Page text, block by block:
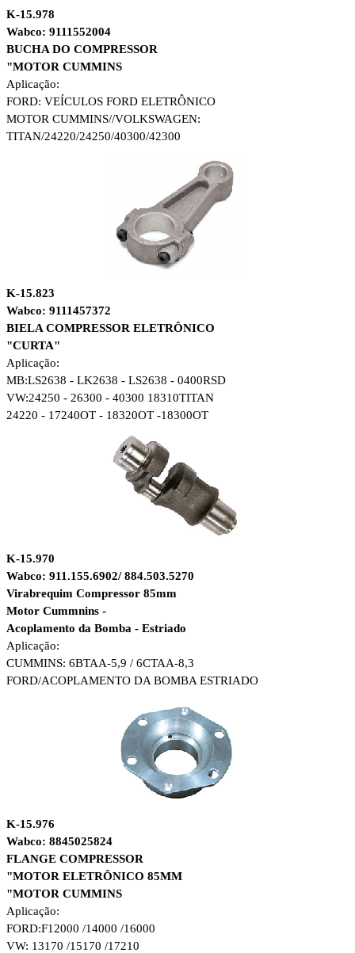
K-15.978
Wabco: 9111552004
BUCHA DO COMPRESSOR
"MOTOR CUMMINS
Aplicação:
FORD: VEÍCULOS FORD ELETRÔNICO
MOTOR CUMMINS//VOLKSWAGEN:
TITAN/24220/24250/40300/42300
K-15.823
Wabco: 9111457372
BIELA COMPRESSOR ELETRÔNICO
"CURTA"
Aplicação:
MB:LS2638 - LK2638 - LS2638 - 0400RSD
VW:24250 - 26300 - 40300 18310TITAN
24220 - 17240OT - 18320OT -18300OT
K-15.970
Wabco: 911.155.6902/ 884.503.5270
Virabrequim Compressor 85mm
Motor Cummnins -
Acoplamento da Bomba - Estriado
Aplicação:
CUMMINS: 6BTAA-5,9 / 6CTAA-8,3
FORD/ACOPLAMENTO DA BOMBA ESTRIADO
K-15.976
Wabco: 8845025824
FLANGE COMPRESSOR
"MOTOR ELETRÔNICO 85MM
"MOTOR CUMMINS
Aplicação:
FORD:F12000 /14000 /16000
VW: 13170 /15170 /17210